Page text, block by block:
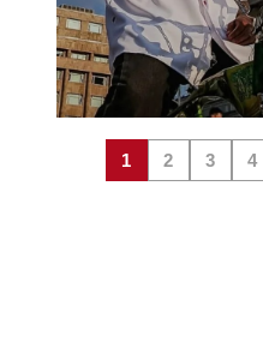
1 2 3 4